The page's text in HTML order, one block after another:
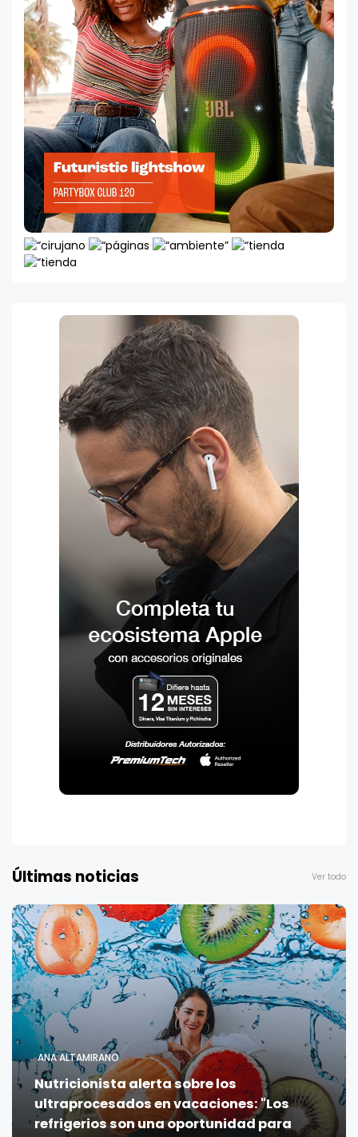
Últimas noticias Ver todo
ANA ALTAMIRANO
Nutricionista alerta sobre los
ultraprocesados en vacaciones: "Los
refrigerios son una oportunidad para